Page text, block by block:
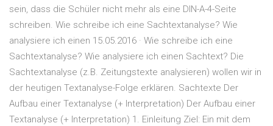
sein, dass die Schüler nicht mehr als eine DIN-A-4-Seite
schreiben. Wie schreibe ich eine Sachtextanalyse? Wie
analysiere ich einen 15.05.2016 · Wie schreibe ich eine
Sachtextanalyse? Wie analysiere ich einen Sachtext? Die
Sachtextanalyse (z.B. Zeitungstexte analysieren) wollen wir in
der heutigen Textanalyse-Folge erklären. Sachtexte Der
Aufbau einer Textanalyse (+ Interpretation) Der Aufbau einer
Textanalyse (+ Interpretation) 1. Einleitung Ziel: Ein mit dem